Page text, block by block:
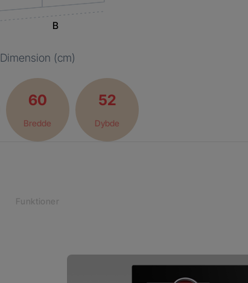
B
Dimension (cm)
60
Bredde
52
Dybde
Funktioner